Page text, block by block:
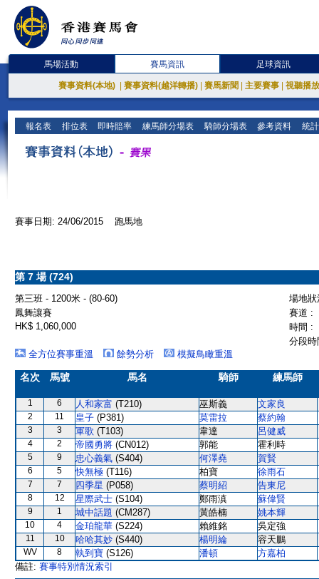
馬場活動 賽馬資訊 足球資訊
賽事資料(本地) 賽事資料(越洋轉播) 賽馬新聞 主要賽事 視聽播
報名表 排位表 即時賠率 練馬師分場表 騎師分場表 參考資料 統
賽事日期: 24/06/2015 跑馬地
第 7 場 (724)
第三班 - 1200米 - (80-60)
場地
鳳舞讓賽
賽道 :
HK$ 1,060,000
時間 :
分段
全方位賽事重溫
餘勢分析 模擬鳥瞰重溫
名次 馬號 馬名 騎師 練馬師
1 6 人和家富 (T210) 巫斯義 文家良
2 11 皇子 (P381) 莫雷拉 蔡約翰
3 3 軍歌 (T103) 韋達 呂健威
4 2 帝國勇將 (CN012) 郭能 霍利時
5 9 忠心義氣 (S404) 何澤堯 賀賢
6 5 快無極 (T116) 柏寶 徐雨石
7 7 四季星 (P058) 蔡明紹 告東尼
8 12 星際武士 (S104) 鄭雨滇 蘇偉賢
9 1 城中話題 (CM287) 黃皓楠 姚本輝
10 4 金珀龍華 (S224) 賴維銘 吳定強
11 10 哈哈其妙 (S440) 楊明綸 容天鵬
WV 8 執到寶 (S126) 潘頓
方嘉柏
備註: 賽事特別情況索引